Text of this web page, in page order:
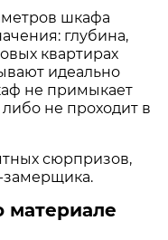
шкафа
глубина,
квартирах
идеально
не примыкает
не проходит в
сюрпризов,
замерщика.
материале